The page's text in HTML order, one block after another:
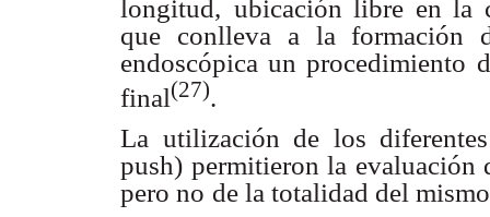
longitud, ubicación libre en la
que conlleva
a la formación
endoscópica un procedimiento
final(27).
La utilización de los
push) permitieron la evaluación
pero no de la totalidad del